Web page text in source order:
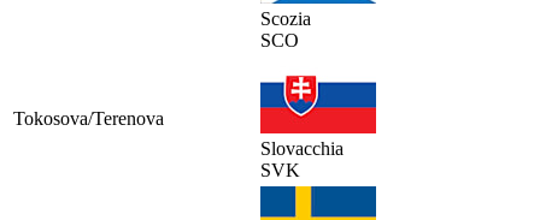
Scozia
SCO
Tokosova/Terenova
Slovacchia
SVK